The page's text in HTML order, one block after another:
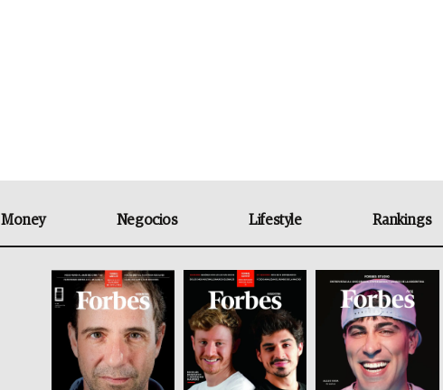
Money Negocios Lifestyle Rankings